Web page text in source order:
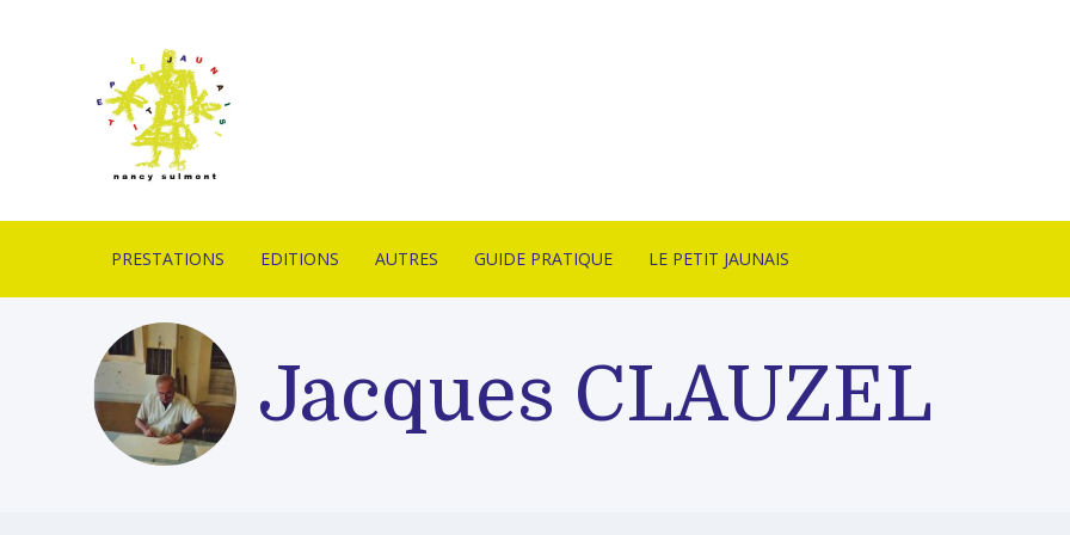
PRESTATIONS
IMPRIMERIE EN
LITHOGRAPHIE
FORMATION
PROFESSIONNELLE
ATELIERS PÉDAGOGIQUES
EDITIONS
LIVRES D’ARTISTES
PUBLICATION
AUTRES
LITHOGRAPHIQUES
MOBILIERS D’EXPOSITION
GUIDE PRATIQUE
LIVRAISON & CONDITIONS
DE VENTE
GLOSSAIRE
LE PETIT JAUNAIS
NANCY SULMONT
LITHOTAKE
Jacques CLAUZEL